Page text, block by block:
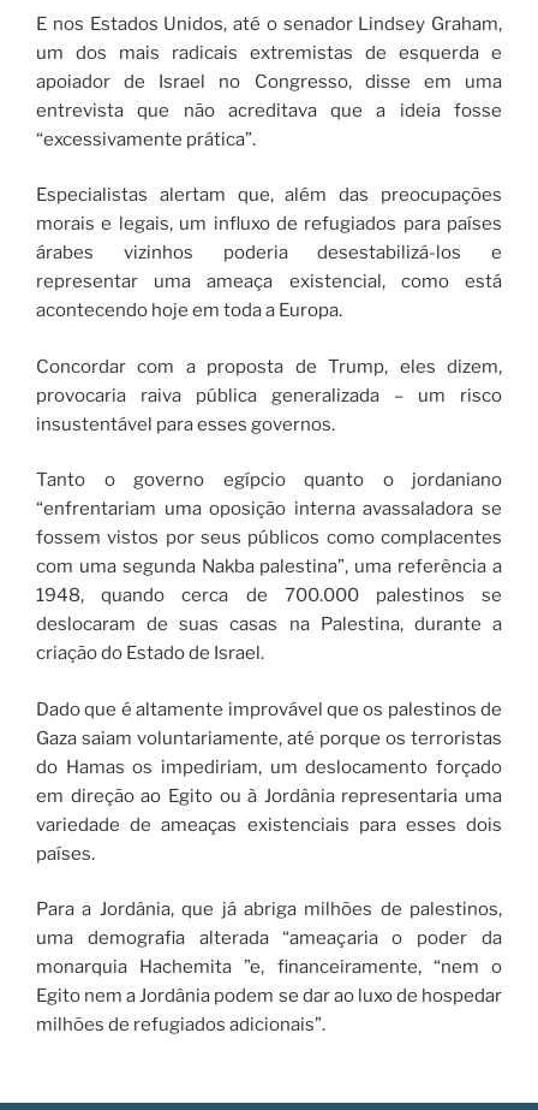
E nos Estados Unidos, até o senador Lindsey Graham,
um dos mais radicais extremistas de esquerda e
apoiador de Israel no Congresso, disse em uma
entrevista que não acreditava que a ideia fosse
“excessivamente prática”.
Especialistas alertam que, além das preocupações
morais e legais, um influxo de refugiados para países
árabes vizinhos poderia desestabilizá-los e
representar uma ameaça existencial, como está
acontecendo hoje em toda a Europa.
Concordar com a proposta de Trump, eles dizem,
provocaria raiva pública generalizada – um risco
insustentável para esses governos.
Tanto o governo egípcio quanto o jordaniano
“enfrentariam uma oposição interna avassaladora se
fossem vistos por seus públicos como complacentes
com uma segunda Nakba palestina”, uma referência a
1948, quando cerca de 700.000 palestinos se
deslocaram de suas casas na Palestina, durante a
criação do Estado de Israel.
Dado que é altamente improvável que os palestinos de
Gaza saiam voluntariamente, até porque os terroristas
do Hamas os impediriam, um deslocamento forçado
em direção ao Egito ou à Jordânia representaria uma
variedade de ameaças existenciais para esses dois
países.
Para a Jordânia, que já abriga milhões de palestinos,
uma demografia alterada “ameaçaria o poder da
monarquia Hachemita ”e, financeiramente, “nem o
Egito nem a Jordânia podem se dar ao luxo de hospedar
milhões de refugiados adicionais”.